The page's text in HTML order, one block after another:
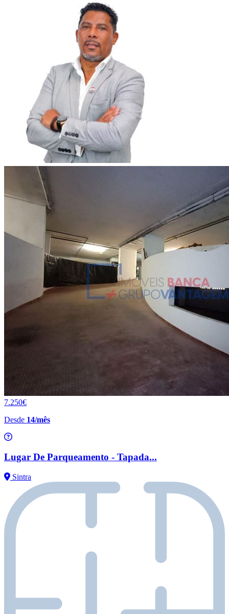
7.250€
Desde 14/mês
Lugar De Parqueamento - Tapada...
Sintra